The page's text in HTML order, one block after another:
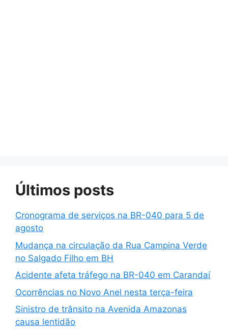
Últimos posts
Cronograma de serviços na BR-040 para 5 de
agosto
Mudança na circulação da Rua Campina Verde
no Salgado Filho em BH
Acidente afeta tráfego na BR-040 em Carandaí
Ocorrências no Novo Anel nesta terça-feira
Sinistro de trânsito na Avenida Amazonas
causa lentidão